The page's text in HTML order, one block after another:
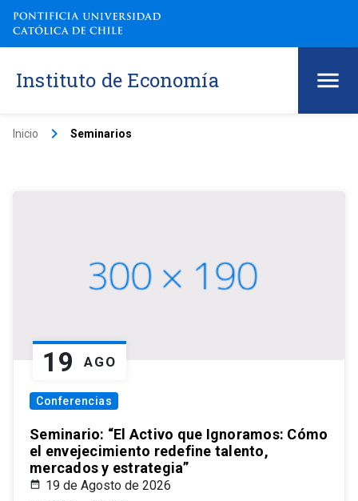
Instituto de Economía
Inicio keyboard_arrow_right Seminarios
19 AGO
Conferencias
Seminario: “El Activo que Ignoramos: Cómo
el envejecimiento redefine talento,
mercados y estrategia”
19 de Agosto de 2026